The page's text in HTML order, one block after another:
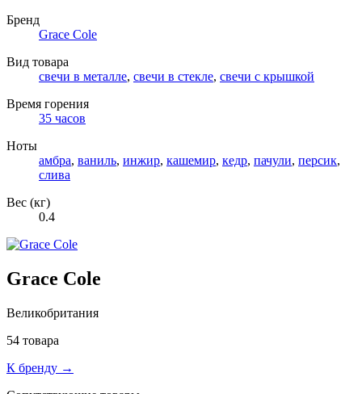
Бренд
Grace Cole
Вид товара
свечи в металле, свечи в стекле, свечи с крышкой
Время горения
35 часов
Ноты
амбра, ваниль, инжир, кашемир, кедр, пачули, персик,
слива
Вес (кг)
0.4
Grace Cole
Великобритания
54 товара
К бренду →